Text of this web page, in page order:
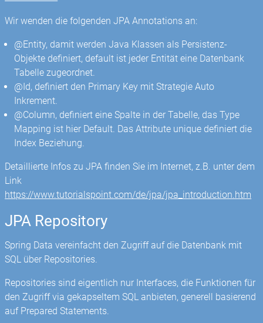
Wir wenden die folgenden JPA Annotations an:
@Entity, damit werden Java Klassen als Persistenz-
Objekte definiert, default ist jeder Entität eine Datenbank
Tabelle zugeordnet.
@Id, definiert den Primary Key mit Strategie Auto
Inkrement.
@Column, definiert eine Spalte in der Tabelle, das Type
Mapping ist hier Default. Das Attribute unique definiert die
Index Beziehung.
Detaillierte Infos zu JPA finden Sie im Internet, z.B. unter dem
Link
https://www.tutorialspoint.com/de/jpa/jpa_introduction.htm
JPA Repository
Spring Data vereinfacht den Zugriff auf die Datenbank mit
SQL über Repositories.
Repositories sind eigentlich nur Interfaces, die Funktionen für
den Zugriff via gekapseltem SQL anbieten, generell basierend
auf Prepared Statements.